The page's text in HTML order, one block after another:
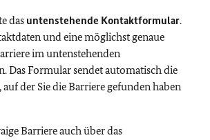
das untenstehende Kontaktformular.
und eine möglichst genaue
im untenstehenden
Das Formular sendet automatisch die
auf der Sie die Barriere gefunden haben
Barriere auch über das